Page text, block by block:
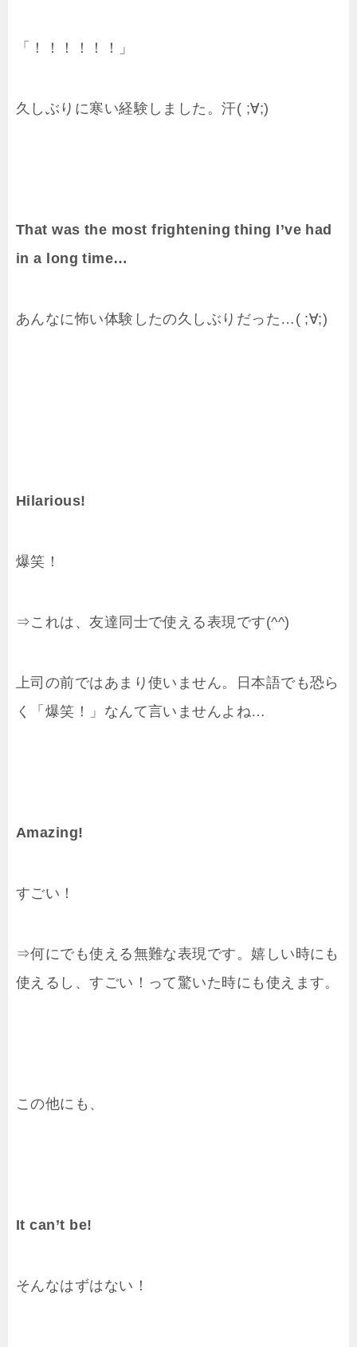
「！！！！！！」
久しぶりに寒い経験しました。汗( ;∀;)
That was the most frightening thing I’ve had
in a long time…
あんなに怖い体験したの久しぶりだった…( ;∀;)
Hilarious!
爆笑！
⇒これは、友達同士で使える表現です(^^)
上司の前ではあまり使いません。日本語でも恐ら
く「爆笑！」なんて言いませんよね…
Amazing!
すごい！
⇒何にでも使える無難な表現です。嬉しい時にも
使えるし、すごい！って驚いた時にも使えます。
この他にも、
It can’t be!
そんなはずはない！